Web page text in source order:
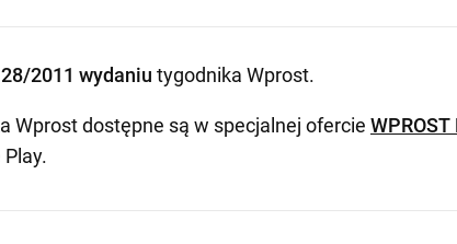
28/2011 wydaniu tygodnika Wprost.
Wprost dostępne są w specjalnej ofercie WPROST
Play.